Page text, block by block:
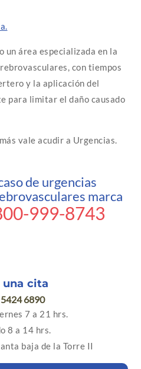
un área especializada en la
con tiempos
y la aplicación del
para limitar el daño causado
vale acudir a Urgencias.
de urgencias
marca
999-8743
una cita
6890
7 a 21 hrs.
8 a 14 hrs.
baja de la Torre II